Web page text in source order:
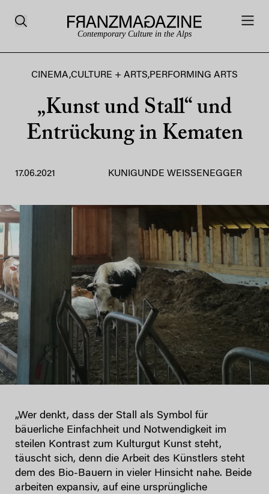
Contemporary Culture in the Alps
CINEMA,CULTURE + ARTS,PERFORMING ARTS
„Kunst und Stall“ und
Entrückung in Kematen
17.06.2021 KUNIGUNDE WEISSENEGGER
„Wer denkt, dass der Stall als Symbol für
bäuerliche Einfachheit und Notwendigkeit im
steilen Kontrast zum Kulturgut Kunst steht,
täuscht sich, denn die Arbeit des Künstlers steht
dem des Bio-Bauern in vieler Hinsicht nahe. Beide
arbeiten expansiv, auf eine ursprüngliche